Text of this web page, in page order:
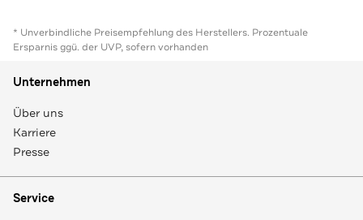
* Unverbindliche Preisempfehlung des Herstellers. Prozentuale
Ersparnis ggü. der UVP, sofern vorhanden
Unternehmen
Über uns
Karriere
Presse
Service